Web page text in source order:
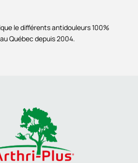
le différents antidouleurs 100%
Québec depuis 2004.